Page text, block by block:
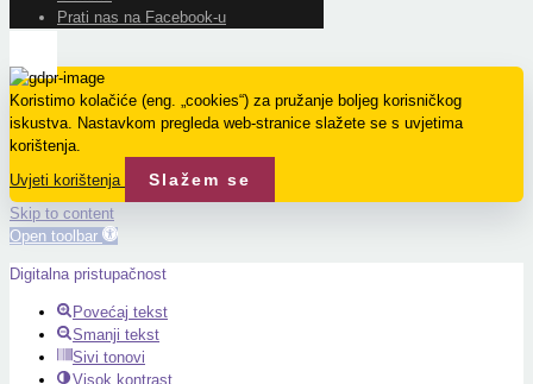
Prati nas na Facebook-u
Koristimo kolačiće (eng. „cookies“) za pružanje boljeg korisničkog
iskustva. Nastavkom pregleda web-stranice slažete se s uvjetima
korištenja.
Uvjeti korištenja
Slažem se
Skip to content
Open toolbar
Digitalna pristupačnost
Povećaj tekst
Smanji tekst
Sivi tonovi
Visok kontrast